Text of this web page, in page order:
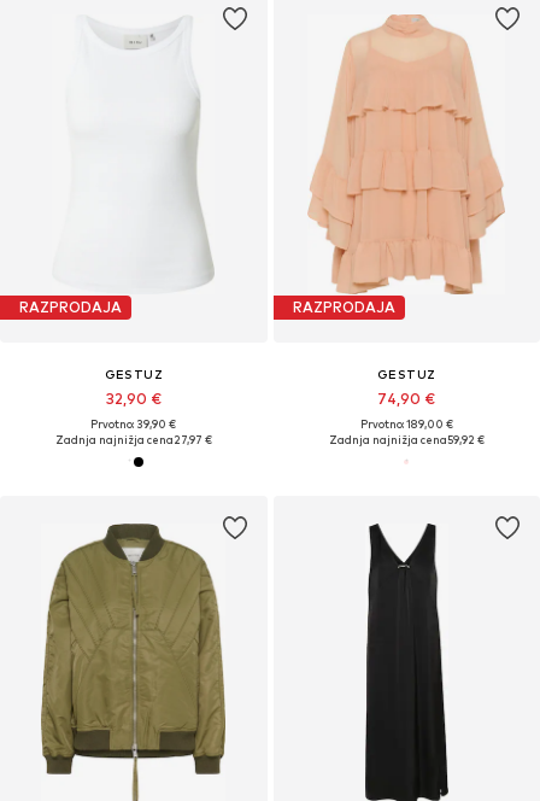
RAZPRODAJA
GESTUZ
32,90 €
Prvotno: 39,90 €
Zadnja najnižja cena27,97 €
RAZPRODAJA
GESTUZ
74,90 €
Prvotno: 189,00 €
Zadnja najnižja cena59,92 €